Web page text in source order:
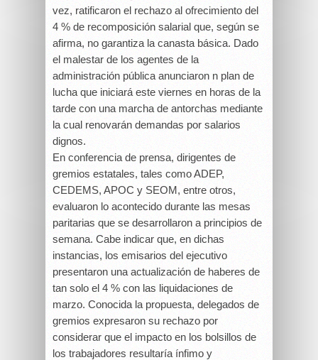
vez, ratificaron el rechazo al ofrecimiento del
4 % de recomposición salarial que, según se
afirma, no garantiza la canasta básica. Dado
el malestar de los agentes de la
administración pública anunciaron n plan de
lucha que iniciará este viernes en horas de la
tarde con una marcha de antorchas mediante
la cual renovarán demandas por salarios
dignos.
En conferencia de prensa, dirigentes de
gremios estatales, tales como ADEP,
CEDEMS, APOC y SEOM, entre otros,
evaluaron lo acontecido durante las mesas
paritarias que se desarrollaron a principios de
semana. Cabe indicar que, en dichas
instancias, los emisarios del ejecutivo
presentaron una actualización de haberes de
tan solo el 4 % con las liquidaciones de
marzo. Conocida la propuesta, delegados de
gremios expresaron su rechazo por
considerar que el impacto en los bolsillos de
los trabajadores resultaría ínfimo y